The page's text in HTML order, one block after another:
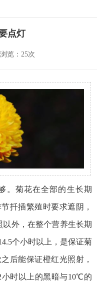
点灯
浏览：25次
。菊花在全部的生长期
扦插繁殖时要求遮阴，
外，在整个营养生长期
个小时以上，是保证菊
后能保证橙红光照射，
时以上的黑暗与10℃的